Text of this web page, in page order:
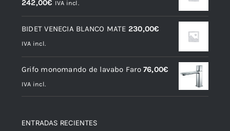
242,00€ IVA incl.
BIDET VENECIA BLANCO MATE 230,00€
IVA incl.
Grifo monomando de lavabo Faro 76,00€
IVA incl.
ENTRADAS RECIENTES